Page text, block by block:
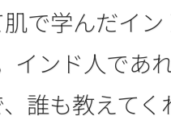
で学んだイ
インド人であ
誰も教えてく